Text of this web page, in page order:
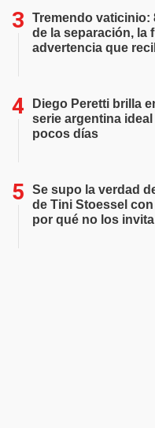
Tremendo vaticinio:
de la separación, la
advertencia que
Diego Peretti brilla
serie argentina ideal
pocos días
Se supo la verdad
de Tini Stoessel
por qué no los